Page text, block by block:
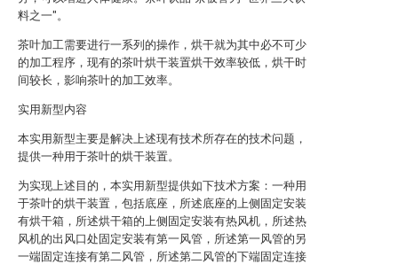
料之一"。
茶叶加工需要进行一系列的操作，烘干就为其中必不可少
的加工程序，现有的茶叶烘干装置烘干效率较低，烘干时
间较长，影响茶叶的加工效率。
实用新型内容
本实用新型主要是解决上述现有技术所存在的技术问题，
提供一种用于茶叶的烘干装置。
为实现上述目的，本实用新型提供如下技术方案：一种用
于茶叶的烘干装置，包括底座，所述底座的上侧固定安装
有烘干箱，所述烘干箱的上侧固定安装有热风机，所述热
风机的出风口处固定安装有第一风管，所述第一风管的另
一端固定连接有第二风管，所述第二风管的下端固定连接